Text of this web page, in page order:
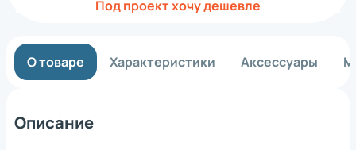
Под проект хочу дешевле
О товаре Характеристики Аксессуары
Описание